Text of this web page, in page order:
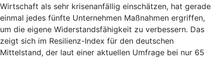
Wirtschaft als sehr krisenanfällig einschätzen, hat gerade
einmal jedes fünfte Unternehmen Maßnahmen ergriffen,
um die eigene Widerstandsfähigkeit zu verbessern. Das
zeigt sich im Resilienz-Index für den deutschen
Mittelstand, der laut einer aktuellen Umfrage bei nur 65